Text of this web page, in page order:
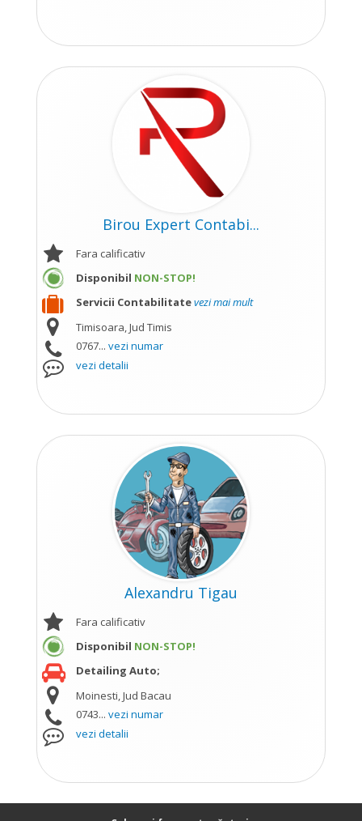
Birou Expert Contabi...
Fara calificativ
Disponibil NON-STOP!
Servicii Contabilitatevezi mai mult
Timisoara, Jud Timis
0767... vezi numar
vezi detalii
Alexandru Tigau
Fara calificativ
Disponibil NON-STOP!
Detailing Auto;
Moinesti, Jud Bacau
0743... vezi numar
vezi detalii